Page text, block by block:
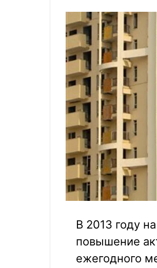
В 2013 году
повышение
ежегодного